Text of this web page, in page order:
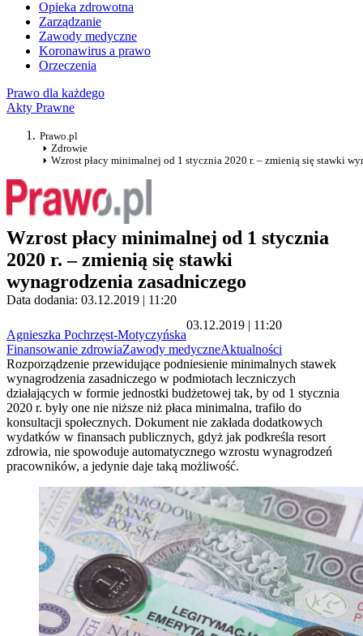
Opieka zdrowotna
Zarządzanie
Zawody medyczne
Koronawirus a prawo
Orzeczenia
Prawo dla każdego
Akty Prawne
Prawo.pl
Zdrowie
Wzrost płacy minimalnej od 1 stycznia 2020 r. – zmienią się stawki
Wzrost płacy minimalnej od 1 stycznia
2020 r. – zmienią się stawki
wynagrodzenia zasadniczego
Data dodania: 03.12.2019 | 11:20
Agnieszka Pochrzęst-Motyczyńska
03.12.2019 | 11:20
Finansowanie zdrowiaZawody medyczneAktualności
Rozporządzenie przewidujące podniesienie minimalnych stawek
wynagrodzenia zasadniczego w podmiotach leczniczych
działających w formie jednostki budżetowej tak, by od 1 stycznia
2020 r. były one nie niższe niż płaca minimalna, trafiło do
konsultacji społecznych. Dokument nie zakłada dodatkowych
wydatków w finansach publicznych, gdyż jak podkreśla resort
zdrowia, nie spowoduje automatycznego wzrostu wynagrodzeń
pracowników, a jedynie daje taką możliwość.